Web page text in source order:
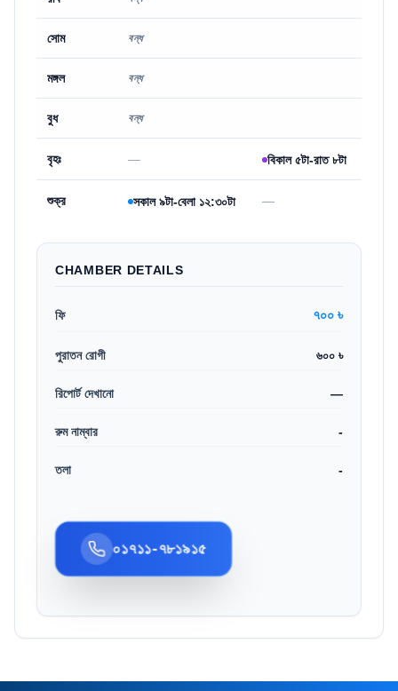
সোম বন্ধ
মঙ্গল বন্ধ
বুধ বন্ধ
বৃহঃ — বিকাল ৫টা-রাত ৮টা
শুক্র সকাল ৯টা-বেলা ১২:৩০টা —
CHAMBER DETAILS
ফি ৭০০ ৳
পুরাতন রোগী ৬০০ ৳
রিপোর্ট দেখানো —
রুম নাম্বার -
তলা -
০১৭১১-৭৮১৯১৫